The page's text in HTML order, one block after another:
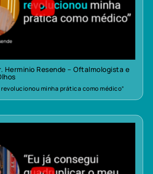
Herminio Resende – Oftalmologista e
revolucionou minha prática como médico”